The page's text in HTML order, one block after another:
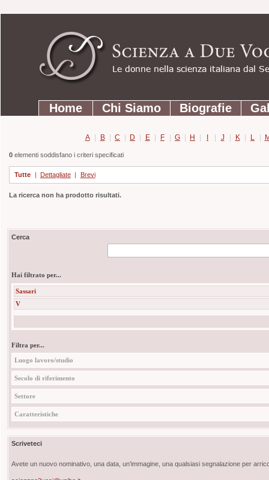
contenuti.
Strumenti
personali
SezioniHome Chi Siamo Biografie
A | B | C | D | E | F | G | H | I | J | K | L |
0elementi soddisfano i criteri specificati
Tutte | Dettagliate | Brevi
La ricerca non ha prodotto risultati.
Cerca
Hai filtrato per...
Sassari
V
Filtra per...
Luogo lavoro/studio
Secolo di riferimento
Settore
Caratteristiche
Scriveteci
Avete un nuovo nominativo, una data, un'immagine, una qualsiasi segnalazione per